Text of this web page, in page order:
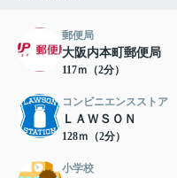
郵便局
大阪内本町郵便局
117ｍ（2分）
コンビニエンスストア
ＬＡＷＳＯＮ
128ｍ（2分）
小学校